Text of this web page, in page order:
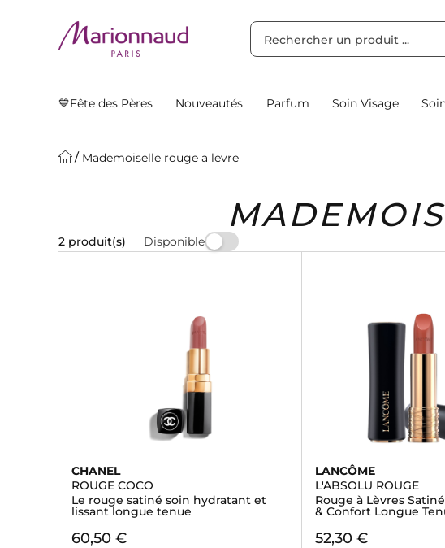
💙Fête des Pères Nouveautés Parfum Soin Visage
Mademoiselle rouge a levre
2 produit(s) Disponible
CHANEL
ROUGE COCO
Le rouge satiné soin hydratant et
lissant longue tenue
60,50 €
LANCÔME
L'ABSOLU ROUGE
Rouge à Lèvres
& Confort Longue
52,30 €